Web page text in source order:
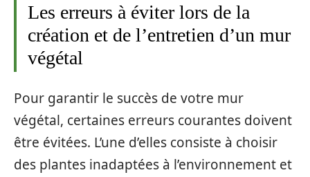
Les erreurs à éviter lors de la
création et de l’entretien d’un mur
végétal
Pour garantir le succès de votre mur
végétal, certaines erreurs courantes doivent
être évitées. L’une d’elles consiste à choisir
des plantes inadaptées à l’environnement et